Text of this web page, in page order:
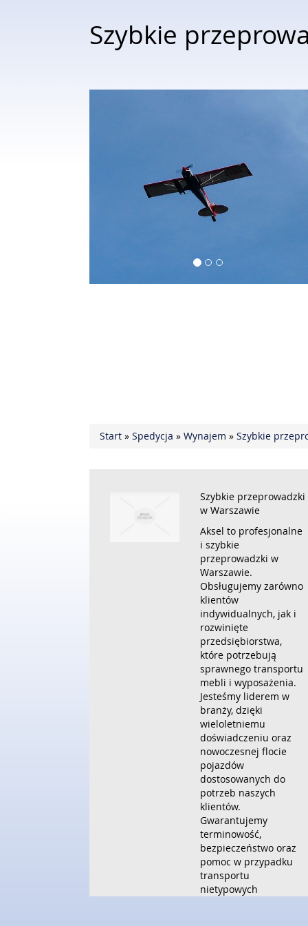
Szybkie
Start » Spedycja » Wynajem » Szybkie
Szybkie przeprowadzki
w Warszawie
Aksel to profesjonalne
i szybkie
przeprowadzki w
Warszawie.
Obsługujemy zarówno
klientów
indywidualnych, jak i
rozwinięte
przedsiębiorstwa,
które potrzebują
sprawnego transportu
mebli i wyposażenia.
Jesteśmy liderem w
branży, dzięki
wieloletniemu
doświadczeniu oraz
nowoczesnej flocie
pojazdów
dostosowanych do
potrzeb naszych
klientów.
Gwarantujemy
terminowość,
bezpieczeństwo oraz
pomoc w przypadku
transportu
nietypowych